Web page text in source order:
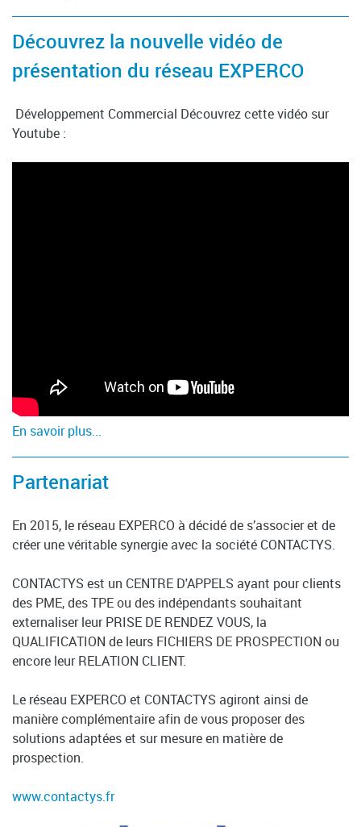
Découvrez la nouvelle vidéo de
présentation du réseau EXPERCO
Développement Commercial Découvrez cette vidéo sur
Youtube :
En savoir plus...
Partenariat
En 2015, le réseau EXPERCO à décidé de s’associer et de
créer une véritable synergie avec la société CONTACTYS.
CONTACTYS est un CENTRE D'APPELS ayant pour clients
des PME, des TPE ou des indépendants souhaitant
externaliser leur PRISE DE RENDEZ VOUS, la
QUALIFICATION de leurs FICHIERS DE PROSPECTION ou
encore leur RELATION CLIENT.
Le réseau EXPERCO et CONTACTYS agiront ainsi de
manière complémentaire afin de vous proposer des
solutions adaptées et sur mesure en matière de
prospection.
www.contactys.fr